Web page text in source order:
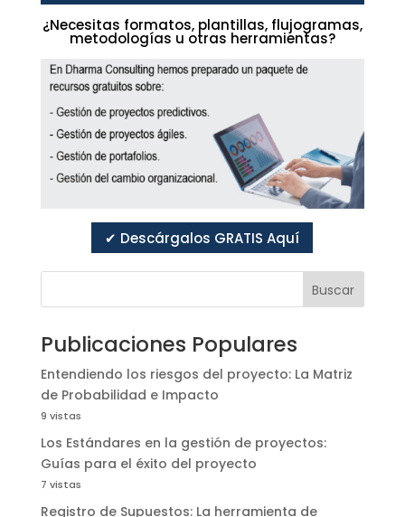
¿Necesitas formatos, plantillas, flujogramas,
metodologías u otras herramientas?
✔ Descárgalos GRATIS Aquí
Buscar
Publicaciones Populares
Entendiendo los riesgos del proyecto: La Matriz
de Probabilidad e Impacto
9 vistas
Los Estándares en la gestión de proyectos:
Guías para el éxito del proyecto
7 vistas
Registro de Supuestos: La herramienta de